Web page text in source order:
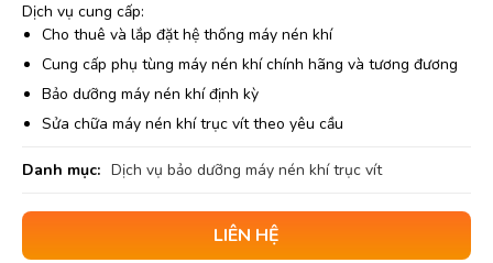
Dịch vụ cung cấp:
Cho thuê và lắp đặt hệ thống máy nén khí
Cung cấp phụ tùng máy nén khí chính hãng và tương đương
Bảo dưỡng máy nén khí định kỳ
Sửa chữa máy nén khí trục vít theo yêu cầu
Danh mục: Dịch vụ bảo dưỡng máy nén khí trục vít
LIÊN HỆ